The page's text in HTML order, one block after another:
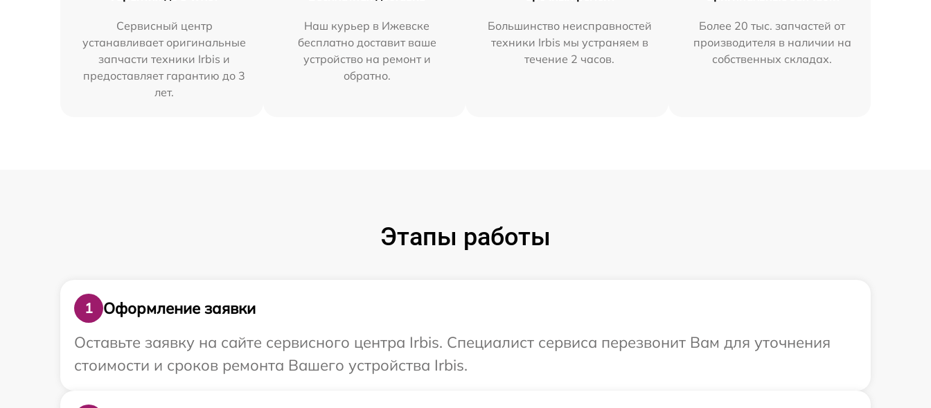
Сервисный центр
устанавливает оригинальные
запчасти техники Irbis и
предоставляет гарантию до 3
лет.
Наш курьер в Ижевске
бесплатно доставит ваше
устройство на ремонт и
обратно.
Большинство неисправностей
техники Irbis мы устраняем в
течение 2 часов.
Более 20 тыс. запчастей от
производителя в наличии на
собственных складах.
Этапы работы
1
Оформление заявки
Оставьте заявку на сайте сервисного центра Irbis. Специалист сервиса перезвонит Вам для уточнения
стоимости и сроков ремонта Вашего устройства Irbis.